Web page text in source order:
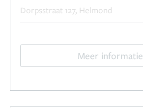
Dorpsstraat 127, Helmond
Meer informatie